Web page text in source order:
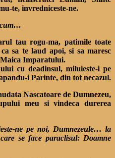
te, invredniceste-ne.
tau rogu-ma, patimile toate
sa te laud apoi, si sa maresc
Imparatului.
cu deadinsul, miluieste-i pe
i Parinte, din tot necazul.
Nascatoare de Dumnezeu,
meu si vindeca durerea
ne pe noi, Dumnezeule… la
se face paraclisul: Doamne